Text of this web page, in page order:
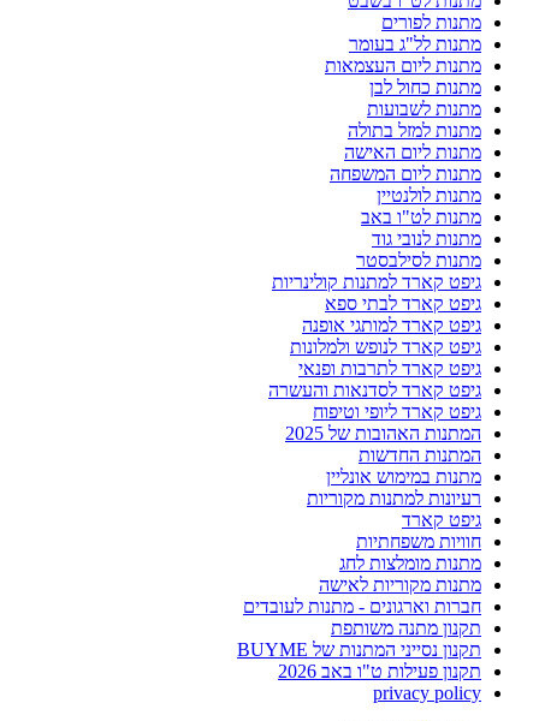
מתנות לפורים
מתנות לל"ג בעומר
מתנות ליום העצמאות
מתנות כחול לבן
מתנות לשבועות
מתנות למזל בתולה
מתנות ליום האישה
מתנות ליום המשפחה
מתנות לולנטיין
מתנות לט"ו באב
מתנות לנובי גוד
מתנות לסילבסטר
גיפט קארד למתנות קולינריות
גיפט קארד לבתי ספא
גיפט קארד למותגי אופנה
גיפט קארד לנופש ולמלונות
גיפט קארד לתרבות ופנאי
גיפט קארד לסדנאות והעשרה
גיפט קארד ליופי וטיפוח
המתנות האהובות של 2025
המתנות החדשות
מתנות במימוש אונליין
רעיונות למתנות מקוריות
גיפט קארד
חוויות משפחתיות
מתנות מומלצות לחג
מתנות מקוריות לאישה
חברות וארגונים - מתנות לעובדים
תקנון מתנה משותפת
תקנון נסייני המתנות של BUYME
תקנון פעילות ט"ו באב 2026
privacy policy